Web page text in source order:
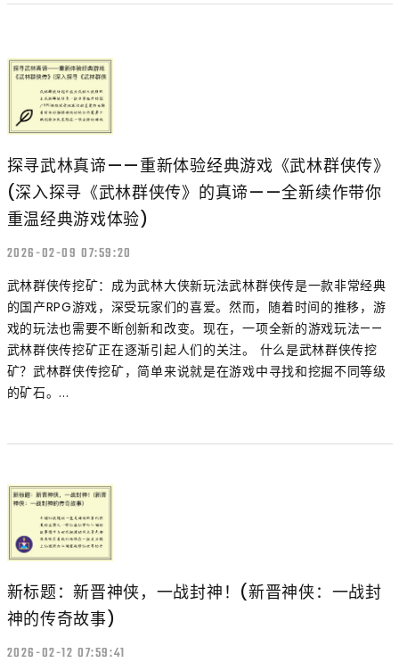
探寻武林真谛——重新体验经典游戏《武林群侠传》
(深入探寻《武林群侠传》的真谛——全新续作带你
重温经典游戏体验)
2026-02-09 07:59:20
武林群侠传挖矿：成为武林大侠新玩法武林群侠传是一款非常经典
的国产RPG游戏，深受玩家们的喜爱。然而，随着时间的推移，游
戏的玩法也需要不断创新和改变。现在，一项全新的游戏玩法——
武林群侠传挖矿正在逐渐引起人们的关注。 什么是武林群侠传挖
矿？武林群侠传挖矿，简单来说就是在游戏中寻找和挖掘不同等级
的矿石。...
新标题：新晋神侠，一战封神！(新晋神侠：一战封
神的传奇故事)
2026-02-12 07:59:41